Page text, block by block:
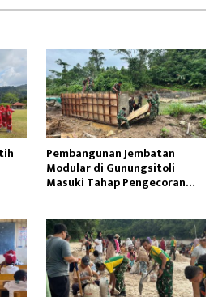
Pembangunan Jembatan
Modular di Gunungsitoli
Masuki Tahap Pengecoran